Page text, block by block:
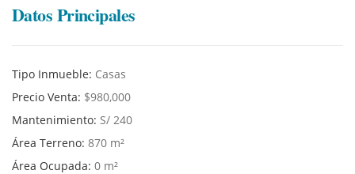
Datos Principales
Tipo Inmueble: Casas
Precio Venta: $980,000
Mantenimiento:
S/ 240
Área Terreno: 870 m²
Área Ocupada: 0 m²